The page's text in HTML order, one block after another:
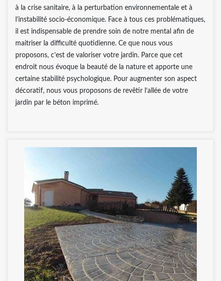
à la crise sanitaire, à la perturbation environnementale et à
l’instabilité socio-économique. Face à tous ces problématiques,
il est indispensable de prendre soin de notre mental afin de
maitriser la difficulté quotidienne. Ce que nous vous
proposons, c’est de valoriser votre jardin. Parce que cet
endroit nous évoque la beauté de la nature et apporte une
certaine stabilité psychologique. Pour augmenter son aspect
décoratif, nous vous proposons de revêtir l’allée de votre
jardin par le béton imprimé.